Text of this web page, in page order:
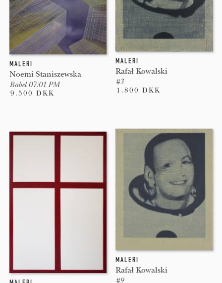
MALERI
Noemi Staniszewska
Babel 07:01 PM
9.500 DKK
MALERI
Rafał Kowalski
#3
1.800 DKK
MALERI
Rafał Kowalski
#9